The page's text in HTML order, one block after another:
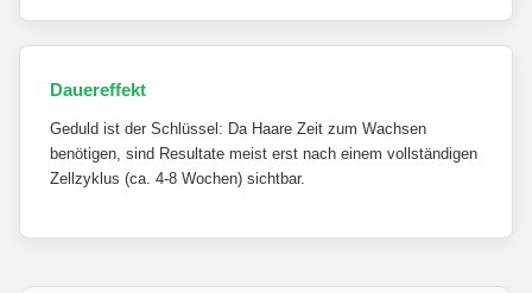
Dauereffekt
Geduld ist der Schlüssel: Da Haare Zeit zum Wachsen
benötigen, sind Resultate meist erst nach einem vollständigen
Zellzyklus (ca. 4-8 Wochen) sichtbar.